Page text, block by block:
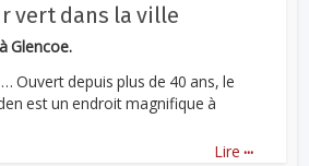
vert dans la ville
Glencoe.
Ouvert depuis plus de 40 ans, le
est un endroit magnifique à
Lire ...